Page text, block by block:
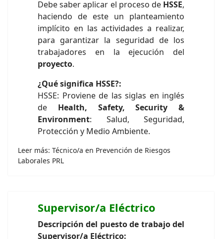
Debe saber aplicar el proceso de HSSE,
haciendo de este un planteamiento
implícito en las actividades a realizar,
para garantizar la seguridad de los
trabajadores en la ejecución del
proyecto.
¿Qué significa HSSE?:
HSSE: Proviene de las siglas en inglés
de Health, Safety, Security &
Environment: Salud, Seguridad,
Protección y Medio Ambiente.
Leer más: Técnico/a en Prevención de Riesgos
Laborales PRL
Supervisor/a Eléctrico
Descripción del puesto de trabajo del
Supervisor/a Eléctrico: